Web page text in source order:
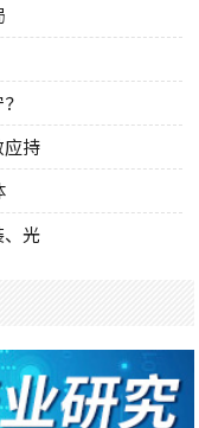
应持
、光